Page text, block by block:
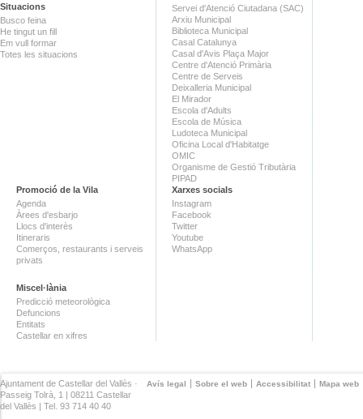
Situacions
Busco feina
He tingut un fill
Em vull formar
Totes les situacions
Servei d'Atenció Ciutadana (SAC)
Arxiu Municipal
Biblioteca Municipal
Casal Catalunya
Casal d'Avis Plaça Major
Centre d'Atenció Primària
Centre de Serveis
Deixalleria Municipal
El Mirador
Escola d'Adults
Escola de Música
Ludoteca Municipal
Oficina Local d'Habitatge
OMIC
Organisme de Gestió Tributària
PIPAD
Promoció de la Vila
Agenda
Àrees d'esbarjo
Llocs d'interès
Itineraris
Comerços, restaurants i serveis
privats
Miscel·lània
Predicció meteorològica
Defuncions
Entitats
Castellar en xifres
Xarxes socials
Instagram
Facebook
Twitter
Youtube
WhatsApp
Avís legal Sobre el web Accessibilitat Mapa web
Ajuntament de Castellar del Vallès ·
Passeig Tolrà, 1 | 08211 Castellar
del Vallès | Tel. 93 714 40 40